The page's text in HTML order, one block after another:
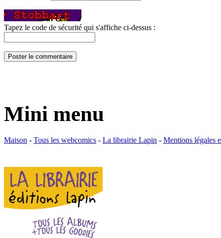
Tapez le code de sécurité qui s'affiche ci-dessus :
Mini menu
Maison - Tous les webcomics - La librairie Lapin - Mentions légales